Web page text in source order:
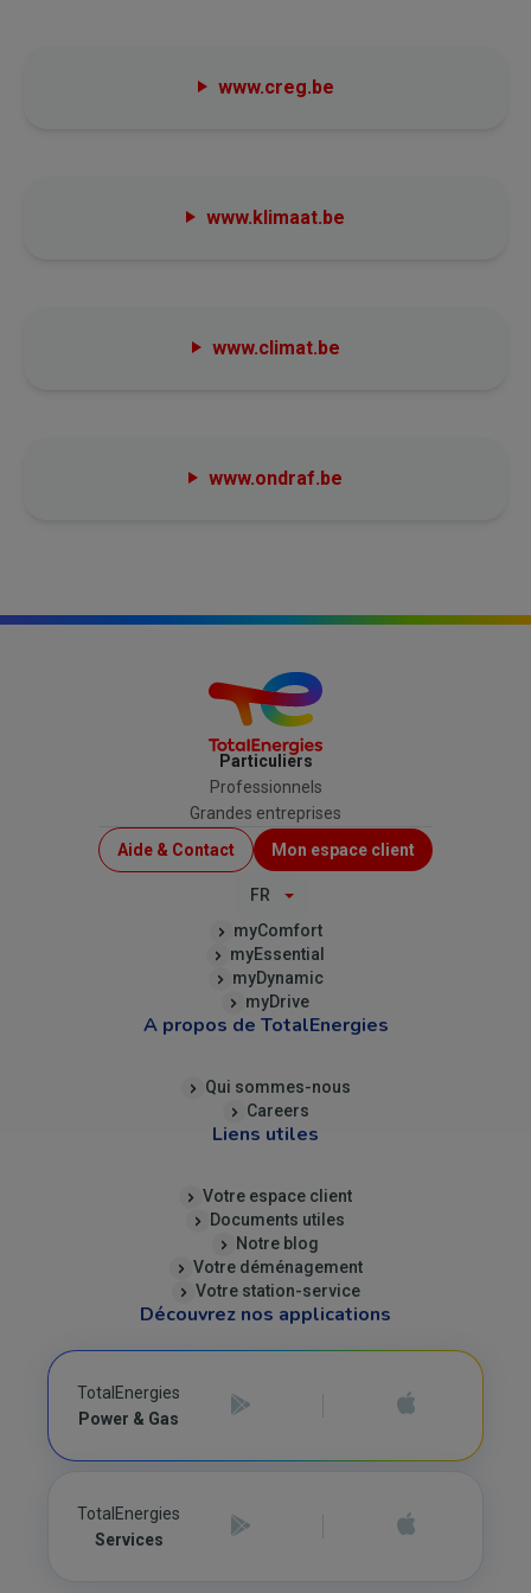
www.creg.be
www.klimaat.be
www.climat.be
www.ondraf.be
Particuliers
Professionnels
Grandes entreprises
Menu
Top
Aide & Contact Mon espace client
FR
myComfort
myEssential
myDynamic
myDrive
A propos de TotalEnergies
Qui sommes-nous
Careers
Liens utiles
Votre espace client
Documents utiles
Notre blog
Votre déménagement
Votre station-service
Découvrez nos applications
TotalEnergies
Power & Gas
TotalEnergies
Services